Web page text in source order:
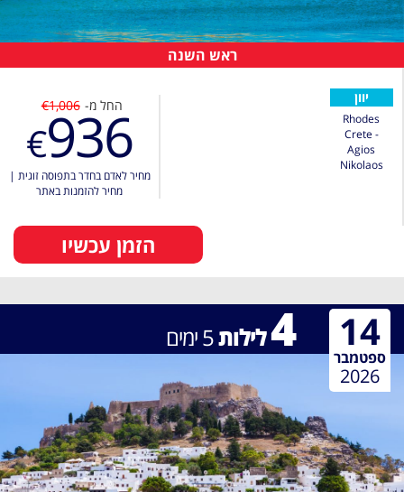
ראש השנה
יוון
Rhodes
Crete -
Agios
Nikolaos
החל מ- €1,006
€936
מחיר לאדם בחדר בתפוסה זוגית |
מחיר להזמנות באתר
הזמן עכשיו
4לילות5ימים 14
ספטמבר
2026